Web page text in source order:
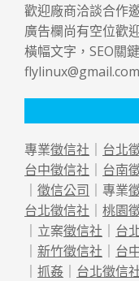
歡迎廠商洽談合作
廣告欄尚有空位歡
橫幅文字，SEO關
flylinux@gmail.com
專業徵信社 台北
台中徵信社
台南
徵信公司 ｜專業
台北徵信社
桃園
｜立案徵信社 台
新竹徵信社 台
抓姦 台北徵信